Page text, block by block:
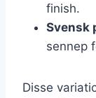
finish.
Svensk
sennep
Disse